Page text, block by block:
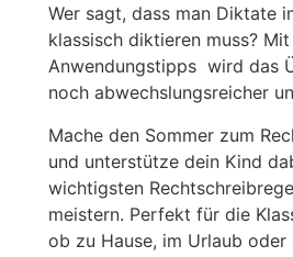
Wer sagt, dass man Diktate
klassisch diktieren muss?
Anwendungstipps wird das
noch abwechslungsreicher
Mache den Sommer zum
und unterstütze dein Kind
wichtigsten
meistern. Perfekt für die
ob zu Hause, im Urlaub oder